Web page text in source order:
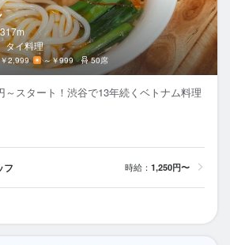
信設定
ーム
317m
タイ料理
2,999 ～￥999 50席
～スタート！渋谷で13年続くベトナム料理
フ 時給： 1,250円〜